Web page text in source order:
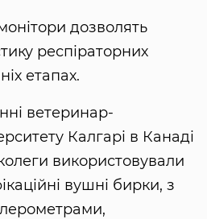
дозволять
респіраторних
етапах.
ветеринар-
Калгарі в Канаді
використовували
вушні бирки, з